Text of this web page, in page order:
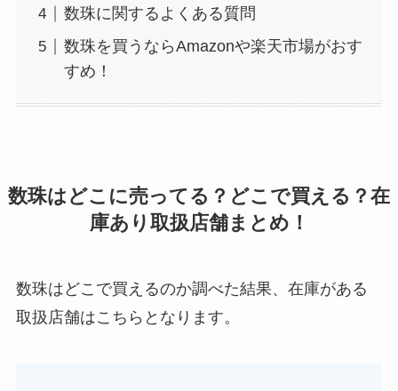
数珠に関するよくある質問
数珠を買うならAmazonや楽天市場がおす
すめ！
数珠はどこに売ってる？どこで買える？在
庫あり取扱店舗まとめ！
数珠はどこで買えるのか調べた結果、在庫がある
取扱店舗はこちらとなります。